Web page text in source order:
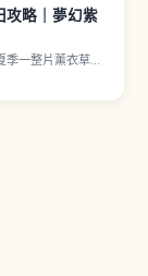
攻略｜夢幻紫
一整片薰衣草花
紹花季時間、最
卉交織而成的繽